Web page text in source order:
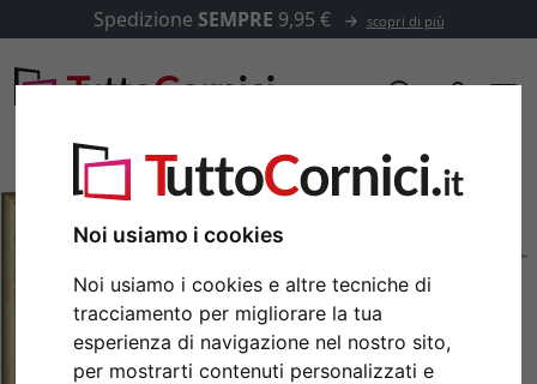
Noi usiamo i cookies
Noi usiamo i cookies e altre tecniche di
tracciamento per migliorare la tua
esperienza di navigazione nel nostro sito,
per mostrarti contenuti personalizzati e
Spedizione SEMPRE 9,95 € scopri di più